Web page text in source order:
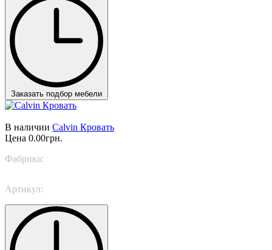
Заказать подбор мебели
В наличии Calvin Кровать
Цена 0.00грн.
Фабрика:
Артикул: